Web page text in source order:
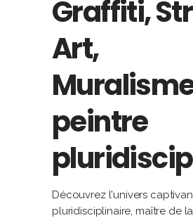
Graffiti,
Art,
peintre
Découvrez l'univers
pluridisciplinaire, maître de